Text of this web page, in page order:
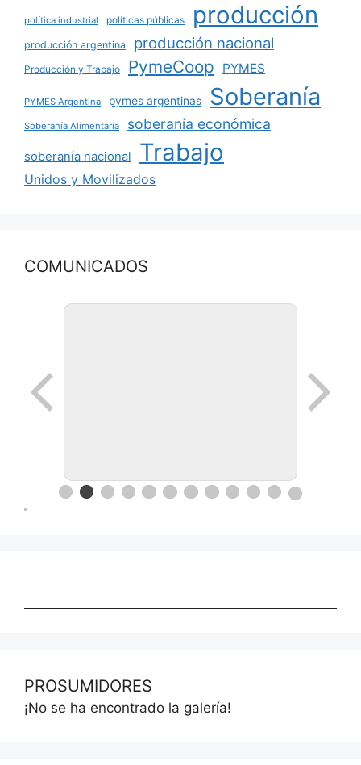
política industrial políticas públicas producción
producción argentina producción nacional
Producción y Trabajo PymeCoop PYMES
PYMES Argentina pymes argentinas Soberanía
Soberanía Alimentaria soberanía económica
soberanía nacional Trabajo
Unidos y Movilizados
COMUNICADOS
PROSUMIDORES
¡No se ha encontrado la galería!